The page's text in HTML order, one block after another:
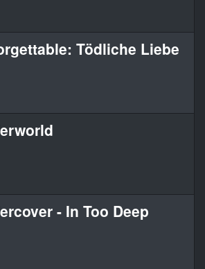
Tödliche Liebe
- In Too Deep